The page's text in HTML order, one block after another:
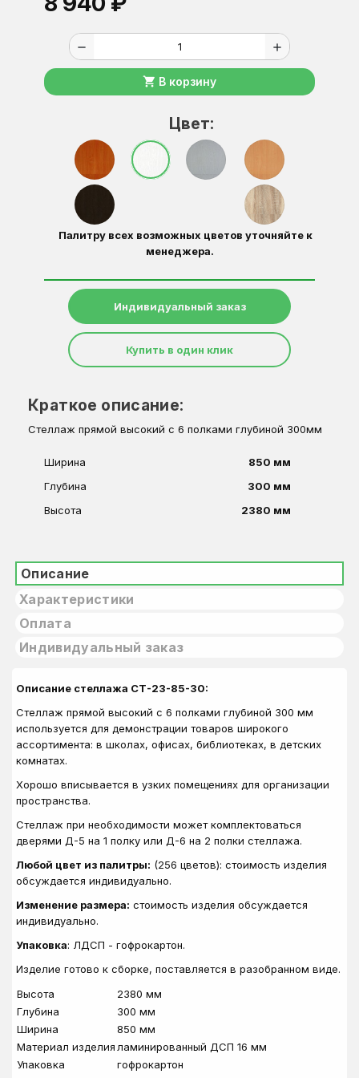
remove add
shopping_cart В корзину
Цвет:
Палитру всех возможных цветов уточняйте к
менеджера.
Индивидуальный заказ
Купить в один клик
Краткое описание:
Стеллаж прямой высокий с 6 полками глубиной 300мм
Ширина
850 мм
Глубина
300 мм
Высота
2380 мм
Описание
Характеристики
Оплата
Индивидуальный заказ
Описание стеллажа СТ-23-85-30:
Стеллаж прямой высокий с 6 полками глубиной 300 мм
используется для демонстрации товаров широкого
ассортимента: в школах, офисах, библиотеках, в детских
комнатах.
Хорошо вписывается в узких помещениях для организации
пространства.
Стеллаж при необходимости может комплектоваться
дверями Д-5 на 1 полку или Д-6 на 2 полки стеллажа.
Любой цвет из палитры: (256 цветов): стоимость изделия
обсуждается индивидуально.
Изменение размера: стоимость изделия обсуждается
индивидуально.
Упаковка: ЛДСП - гофрокартон.
Изделие готово к сборке, поставляется в разобранном виде.
Высота
2380 мм
Глубина
300 мм
Ширина
850 мм
Материал изделия ламинированный ДСП 16 мм
Упаковка
гофрокартон